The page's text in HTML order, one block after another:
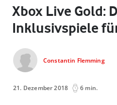
Xbox Live Gold:
Inklusivspiele
Constantin Flemming
21. Dezember 2018 6 min.